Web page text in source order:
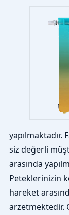
siz değerli
arasında
Peteklerinizin
hareket
arzetmektedir.